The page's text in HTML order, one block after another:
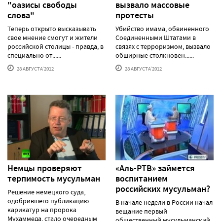
"оазисы свободы
слова"
Теперь открыто высказывать
свое мнение смогут и жители
российской столицы - правда, в
специально от......
28 АВГУСТА'2012
вызвало массовые
протесты
Убийство имама, обвиненного
Соединенными Штатами в
связях с терроризмом, вызвало
обширные столкновен......
28 АВГУСТА'2012
Немцы проверяют
терпимость мусульман
Решение немецкого суда,
одобрившего публикацию
карикатур на пророка
Мухаммеда, стало очередным
«Аль-РТВ» займется
воспитанием
российских мусульман?
В начале недели в России начал
вещание первый